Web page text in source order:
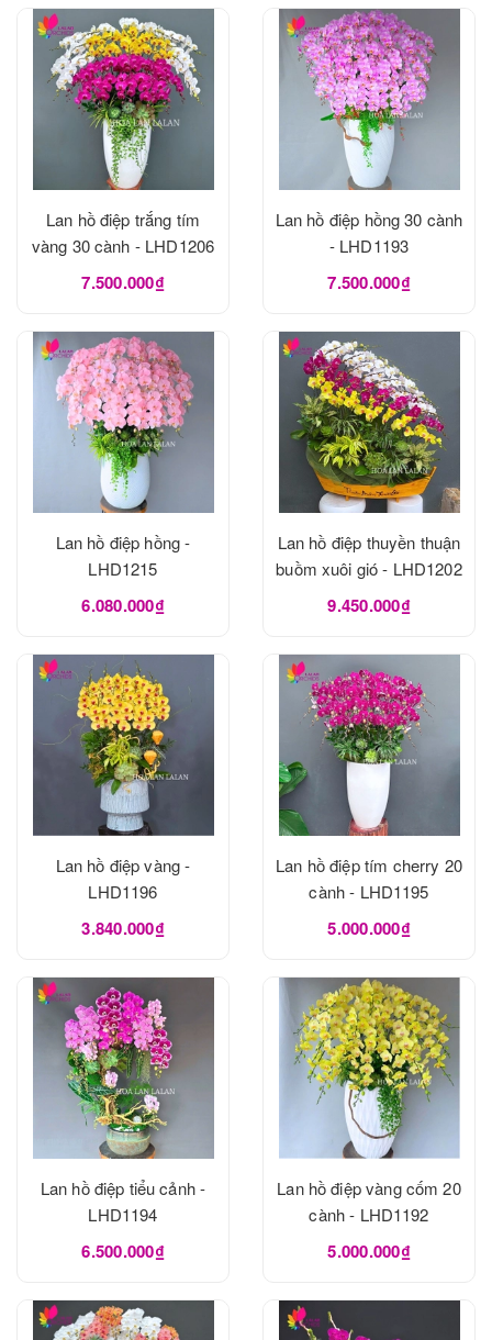
Lan hồ điệp trắng tím
vàng 30 cành - LHD1206
7.500.000₫
Lan hồ điệp hồng 30 cành
- LHD1193
7.500.000₫
Lan hồ điệp hồng -
LHD1215
6.080.000₫
Lan hồ điệp thuyền thuận
buồm xuôi gió - LHD1202
9.450.000₫
Lan hồ điệp vàng -
LHD1196
3.840.000₫
Lan hồ điệp tím cherry 20
cành - LHD1195
5.000.000₫
Lan hồ điệp tiểu cảnh -
LHD1194
6.500.000₫
Lan hồ điệp vàng cốm 20
cành - LHD1192
5.000.000₫